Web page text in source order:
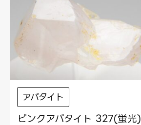
アパタイト
ピンクアパタイト 327(蛍光)